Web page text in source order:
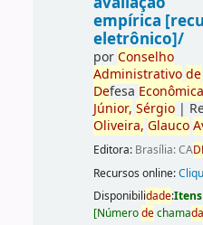
empírica
eletrônico]/
porConselho
Administrativo de
Defesa Econômica
Júnior, Sérgio|
Oliveira, Glauco
Editora: Brasília: CA
Recursos online:
Disponibilidade:
[Númerodechamada